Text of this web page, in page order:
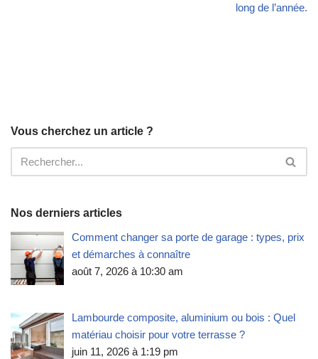
long de l’année.
Vous cherchez un article ?
Nos derniers articles
Comment changer sa porte de garage : types, prix
et démarches à connaître
août 7, 2026 à 10:30 am
Lambourde composite, aluminium ou bois : Quel
matériau choisir pour votre terrasse ?
juin 11, 2026 à 1:19 pm